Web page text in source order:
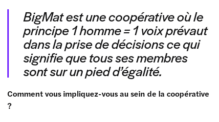
BigMat est une coopérative où le
principe 1 homme = 1 voix prévaut
dans la prise de décisions ce qui
signifie que tous ses membres
sont sur un pied d’égalité.
Comment vous impliquez-vous au sein de la coopérative
?